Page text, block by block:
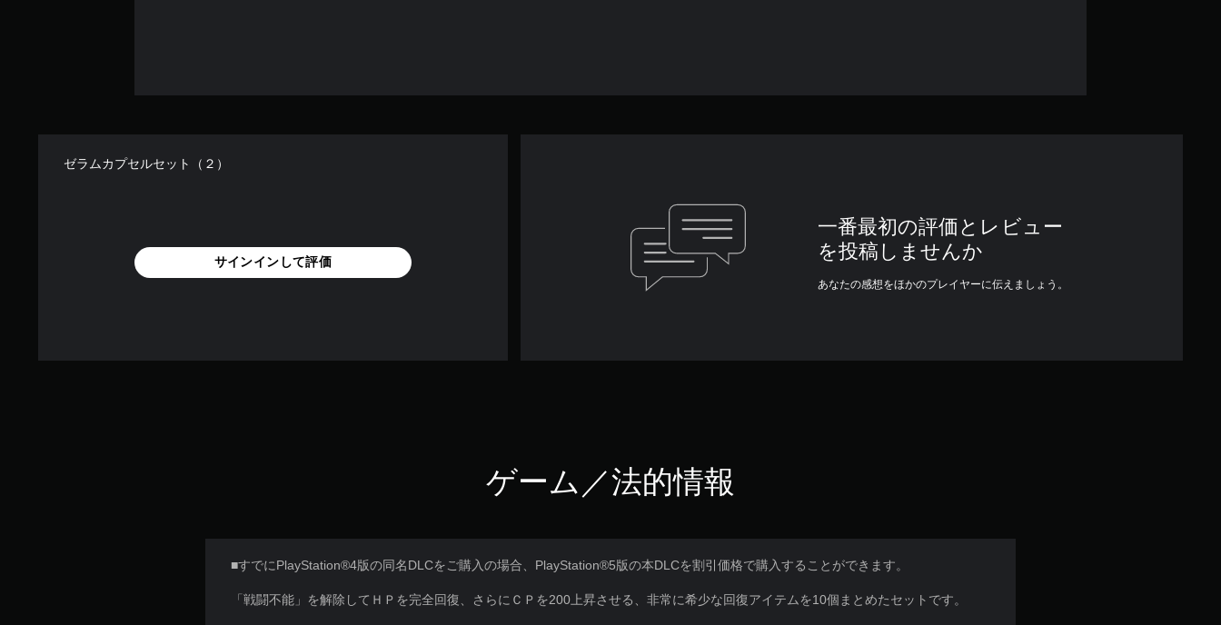
ゼラムカプセルセット（２）
サインインして評価
一番最初の評価とレビュー
を投稿しませんか
あなたの感想をほかのプレイヤーに伝えましょう。
ゲーム／法的情報
■すでにPlayStation®4版の同名DLCをご購入の場合、PlayStation®5版の本DLCを割引価格で購入することができます。
「戦闘不能」を解除してＨＰを完全回復、さらにＣＰを200上昇させる、非常に希少な回復アイテムを10個まとめたセットです。